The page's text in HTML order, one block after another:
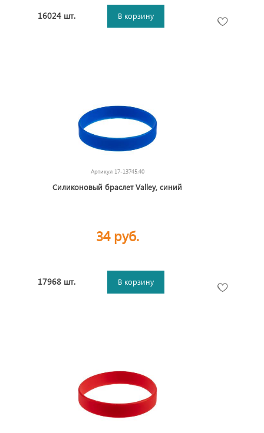
16024 шт. В корзину
Артикул 17-13745.40
Силиконовый браслет Valley, синий
34 руб.
17968 шт. В корзину